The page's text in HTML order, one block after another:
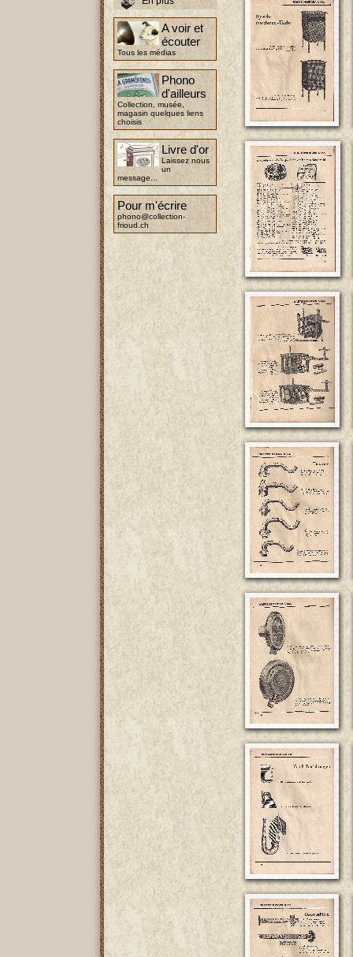
A voir et
écouter
Tous les médias
Phono
d'ailleurs
Collection, musée,
magasin quelques liens
choisis
Livre d'or
Laissez nous
un
message...
Pour m'écrire
phono@collection-
frioud.ch